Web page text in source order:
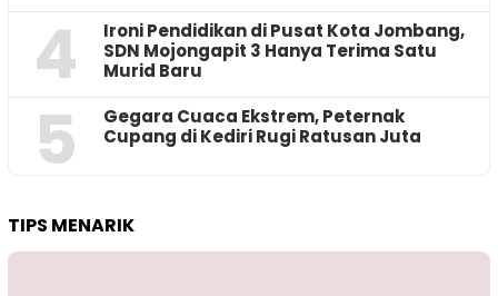
4
Ironi Pendidikan di Pusat Kota Jombang,
SDN Mojongapit 3 Hanya Terima Satu
Murid Baru
5
‎Gegara Cuaca Ekstrem, Peternak
Cupang di Kediri Rugi Ratusan Juta
TIPS MENARIK